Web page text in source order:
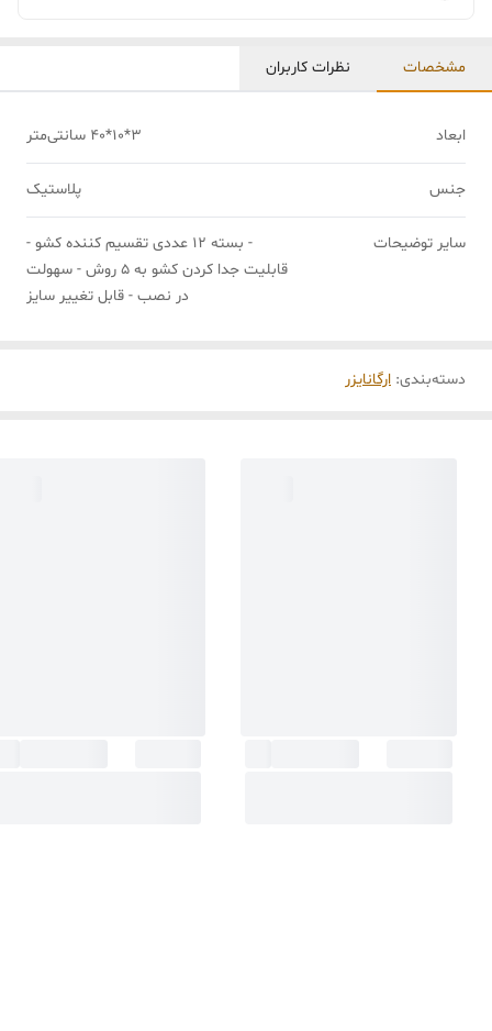
مشخصات نظرات کاربران
ابعاد 3*10*40 سانتی‌متر
جنس پلاستیک
سایر توضیحات
- بسته 12 عددی تقسیم کننده کشو -
قابلیت جدا کردن کشو به 5 روش - سهولت
در نصب - قابل تغییر سایز
دسته‌بندی: ارگانایزر